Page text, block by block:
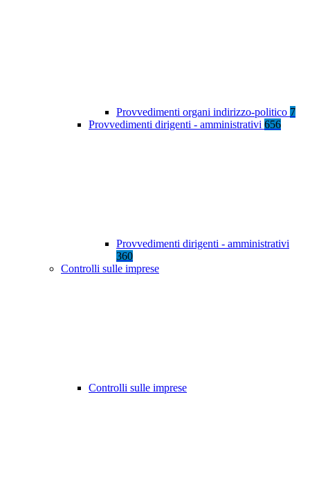
Provvedimenti organi indirizzo-politico 7
Provvedimenti dirigenti - amministrativi 656
Provvedimenti dirigenti - amministrativi
360
Controlli sulle imprese
Controlli sulle imprese